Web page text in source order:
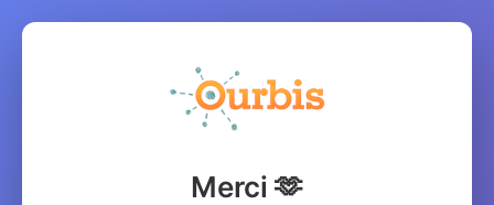
Merci 🫶